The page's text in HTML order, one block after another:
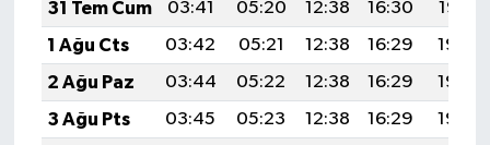
31 Tem Cum
03:41 05:20 12:38 16:30
19:47
1 Ağu Cts
03:42 05:21 12:38 16:29
19:46
2 Ağu Paz
03:44 05:22 12:38 16:29
19:45
3 Ağu Pts
03:45 05:23 12:38 16:29 19:44